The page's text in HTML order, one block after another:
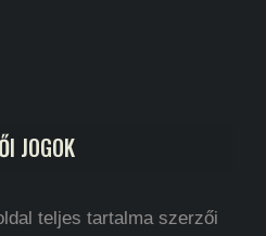
JOGOK
teljes tartalma szerzői